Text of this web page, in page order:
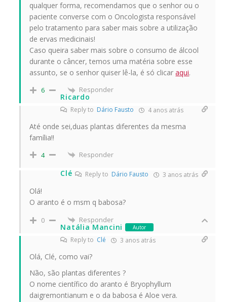
qualquer forma, recomendamos que o senhor ou o
paciente converse com o Oncologista responsável
pelo tratamento para saber mais sobre a utilização
de ervas medicinais!
Caso queira saber mais sobre o consumo de álcool
durante o câncer, temos uma matéria sobre esse
assunto, se o senhor quiser lê-la, é só clicaraqui.
6 Responder
Ricardo
Reply to Dário Fausto 4 anos atrás
Até onde sei,duas plantas diferentes da mesma
família!!
4 Responder
Clé Reply to Dário Fausto 3 anos atrás
Olá!
O aranto é o msm q babosa?
0 Responder
Natália Mancini Autor
Reply to Clé 3 anos atrás
Olá, Clé, como vai?
Não, são plantas diferentes ?
O nome científico do aranto é Bryophyllum
daigremontianum e o da babosa é Aloe vera.